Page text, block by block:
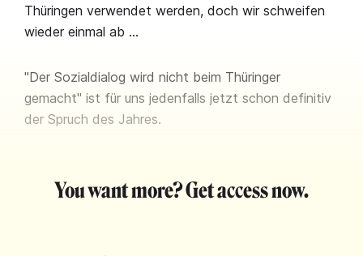
Thüringen verwendet werden, doch wir schweifen
wieder einmal ab …
"Der Sozialdialog wird nicht beim Thüringer
gemacht" ist für uns jedenfalls jetzt schon definitiv
der Spruch des Jahres.
You want more? Get access now.